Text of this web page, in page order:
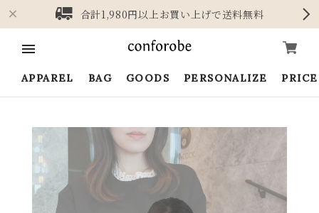
合計1,980円以上お買い上げで送料無料
APPAREL BAG GOODS PERSONALIZE